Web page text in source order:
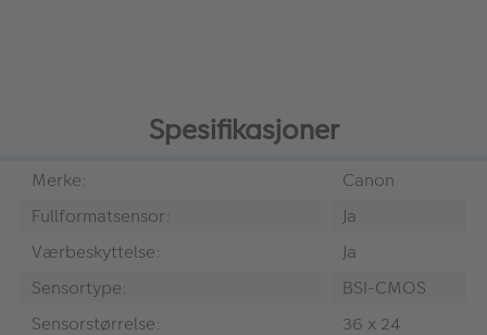
Spesifikasjoner
Merke:
Canon
Fullformatsensor:
Ja
Værbeskyttelse:
Ja
Sensortype:
BSI-CMOS
Sensorstørrelse:
36 x 24